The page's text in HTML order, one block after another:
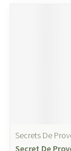
Secrets De
Secret De